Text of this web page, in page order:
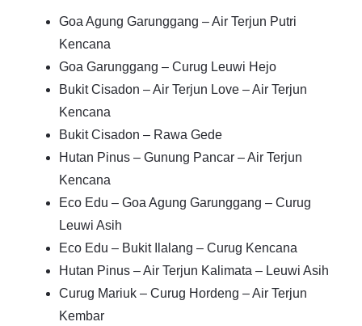
Goa Agung Garunggang – Air Terjun Putri
Kencana
Goa Garunggang – Curug Leuwi Hejo
Bukit Cisadon – Air Terjun Love – Air Terjun
Kencana
Bukit Cisadon – Rawa Gede
Hutan Pinus – Gunung Pancar – Air Terjun
Kencana
Eco Edu – Goa Agung Garunggang – Curug
Leuwi Asih
Eco Edu – Bukit Ilalang – Curug Kencana
Hutan Pinus – Air Terjun Kalimata – Leuwi Asih
Curug Mariuk – Curug Hordeng – Air Terjun
Kembar